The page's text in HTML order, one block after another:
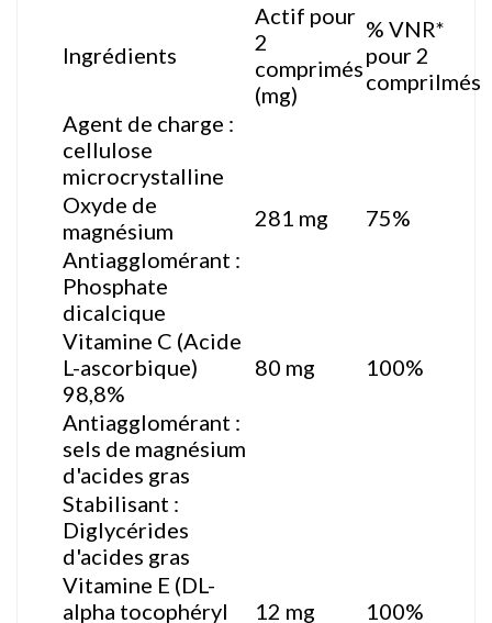
Ingrédients
Actif pour
2
comprimés
(mg)
% VNR*
pour 2
comprilmés
Agent de charge :
cellulose
microcrystalline
Oxyde de
magnésium
281 mg
75%
Antiagglomérant :
Phosphate
dicalcique
Vitamine C (Acide
L-ascorbique)
98,8%
80 mg 100%
Antiagglomérant :
sels de magnésium
d'acides gras
Stabilisant :
Diglycérides
d'acides gras
Vitamine E (DL-
alpha tocophéryl
12 mg 100%